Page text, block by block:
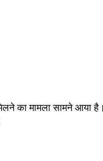
का मामला सामने